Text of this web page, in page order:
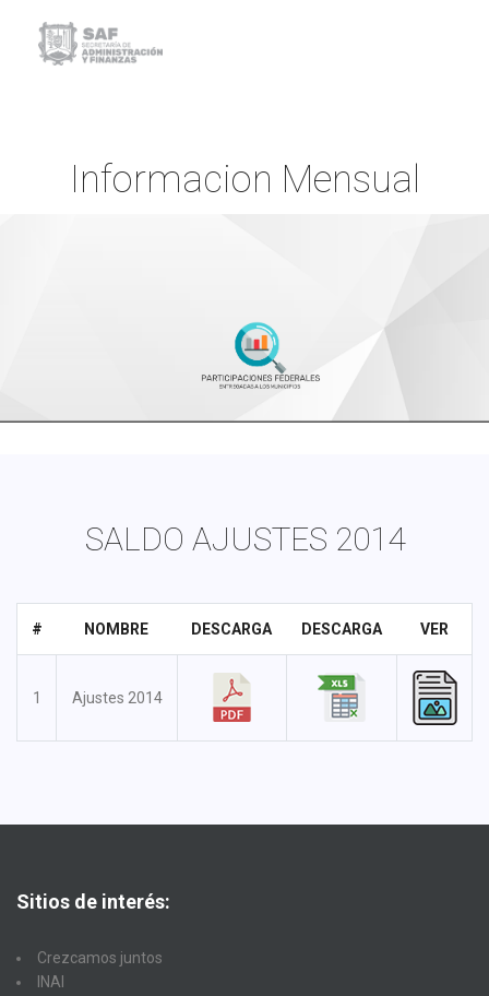
Informacion Mensual
SALDO AJUSTES 2014
# NOMBRE DESCARGA DESCARGA VER
1 Ajustes 2014
Sitios de interés:
Crezcamos juntos
INAI